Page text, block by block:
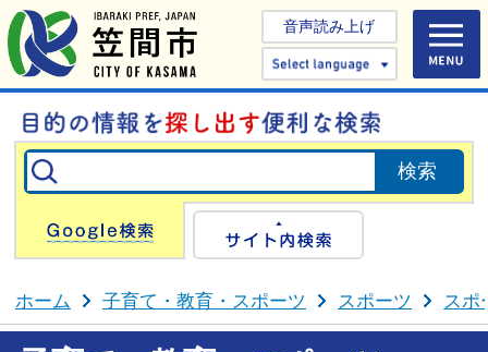
音声読み上げ
Select
Google検索
ホーム 子育て・教育・スポーツ スポーツ スポ